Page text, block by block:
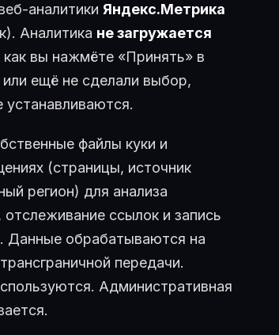
аналитики Яндекс.Метрика
Аналитика не загружается
как вы нажмёте «Принять» в
ещё не сделали выбор,
файлы куки и
(страницы, источник
регион) для анализа
ссылок и запись
Данные обрабатываются на
передачи.
Административная